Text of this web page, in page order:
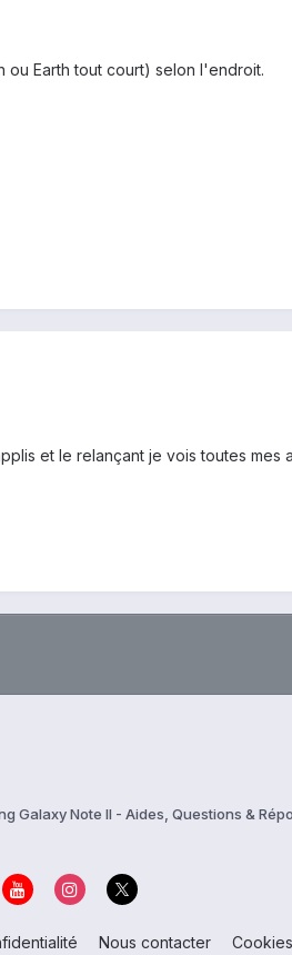
ou Earth tout court) selon l'endroit.
et le relançant je vois toutes mes
Galaxy Note II - Aides, Questions &
Nous contacter Cookies